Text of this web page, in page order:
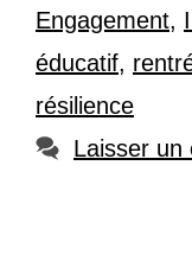
Engagement,
éducatif,
résilience
Laisser un